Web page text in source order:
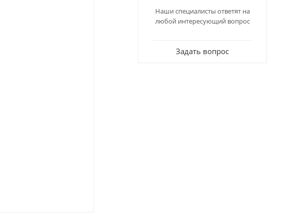
Наши специалисты ответят на
любой интересующий вопрос
Задать вопрос